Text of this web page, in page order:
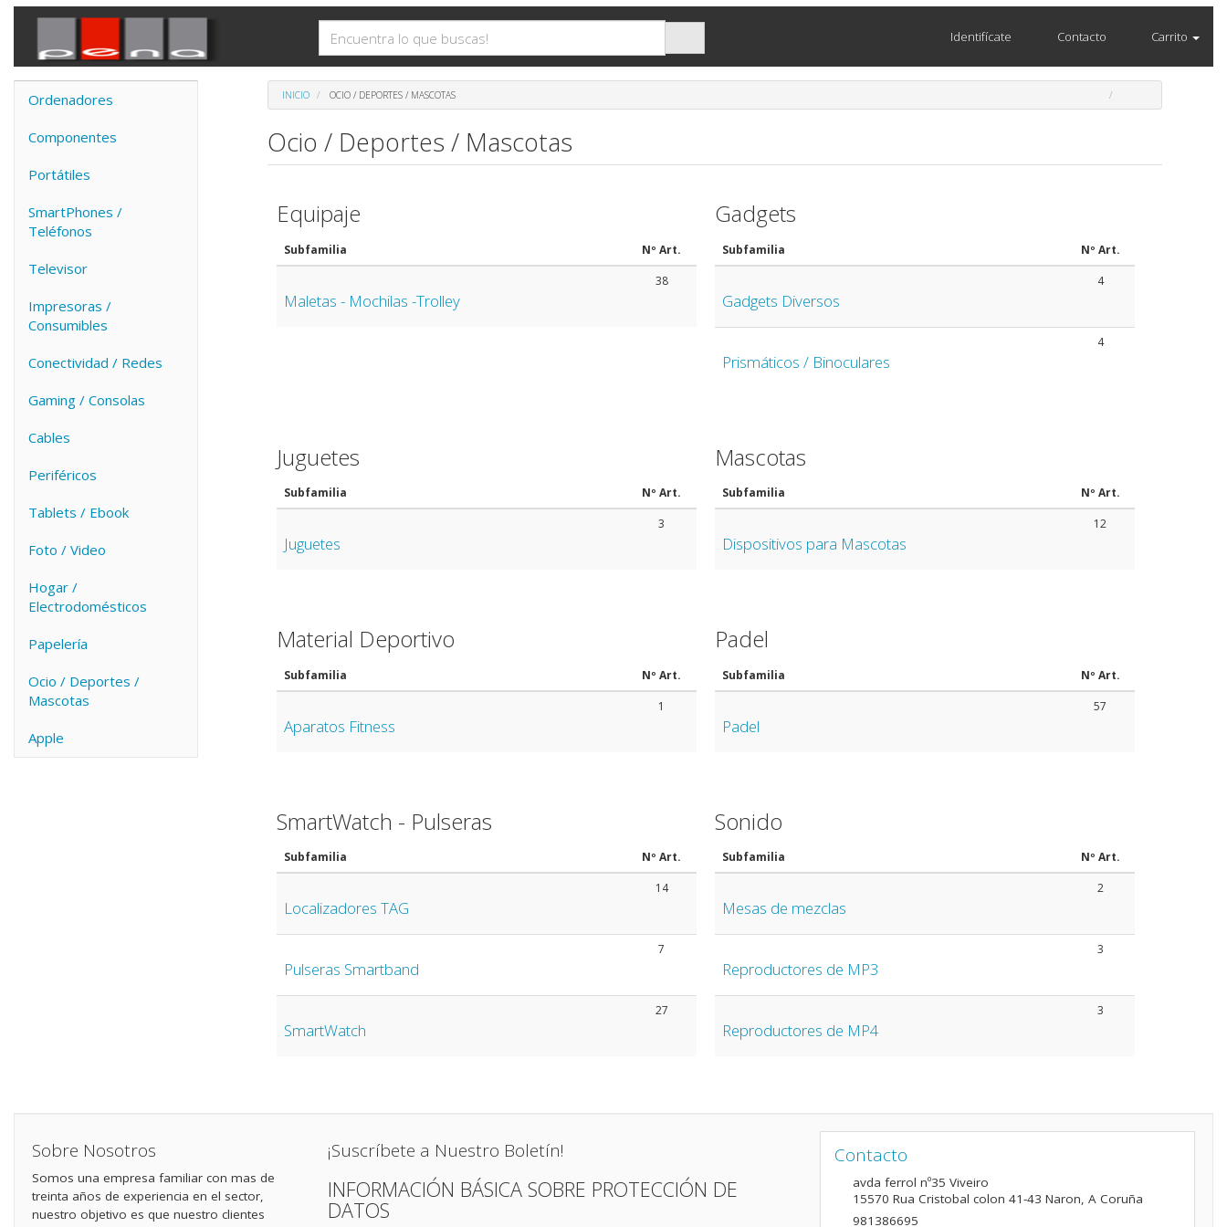
Identifícate Contacto Carrito
Ordenadores
Componentes
Portátiles
SmartPhones /
Teléfonos
Televisor
Impresoras /
Consumibles
Conectividad / Redes
Gaming / Consolas
Cables
Periféricos
Tablets / Ebook
Foto / Video
Hogar /
Electrodomésticos
Papelería
Ocio / Deportes /
Mascotas
Apple
INICIO OCIO / DEPORTES / MASCOTAS
Ocio / Deportes / Mascotas
Equipaje
Subfamilia Nº Art.
Maletas - Mochilas -Trolley
38
Gadgets
Subfamilia Nº Art.
Gadgets Diversos
4
Prismáticos / Binoculares
4
Juguetes
Subfamilia Nº Art.
Juguetes
3
Mascotas
Subfamilia Nº Art.
Dispositivos para Mascotas
12
Material Deportivo
Subfamilia Nº Art.
Aparatos Fitness
1
Padel
Subfamilia Nº Art.
Padel
57
SmartWatch - Pulseras
Subfamilia Nº Art.
Localizadores TAG
14
Pulseras Smartband
7
SmartWatch
27
Sonido
Subfamilia Nº Art.
Mesas de mezclas
2
Reproductores de MP3
3
Reproductores de MP4
3
Sobre Nosotros
Somos una empresa familiar con mas de
treinta años de experiencia en el sector,
nuestro objetivo es que nuestro clientes
¡Suscríbete a Nuestro Boletín!
INFORMACIÓN BÁSICA SOBRE PROTECCIÓN DE
DATOS
Contacto
avda ferrol nº35 Viveiro
15570 Rua Cristobal colon 41-43 Naron A Coruña
981386695